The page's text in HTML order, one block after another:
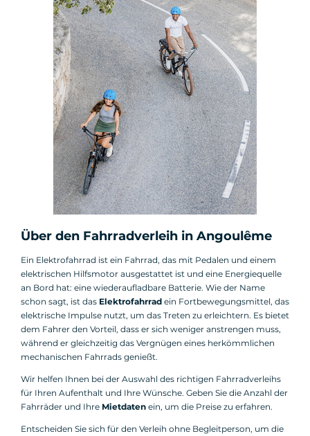
Über den Fahrradverleih in Angoulême
Ein Elektrofahrrad ist ein Fahrrad, das mit Pedalen und einem
elektrischen Hilfsmotor ausgestattet ist und eine Energiequelle
an Bord hat: eine wiederaufladbare Batterie. Wie der Name
schon sagt, ist das Elektrofahrrad ein Fortbewegungsmittel, das
elektrische Impulse nutzt, um das Treten zu erleichtern. Es bietet
dem Fahrer den Vorteil, dass er sich weniger anstrengen muss,
während er gleichzeitig das Vergnügen eines herkömmlichen
mechanischen Fahrrads genießt.
Wir helfen Ihnen bei der Auswahl des richtigen Fahrradverleihs
für Ihren Aufenthalt und Ihre Wünsche. Geben Sie die Anzahl der
Fahrräder und Ihre Mietdaten ein, um die Preise zu erfahren.
Entscheiden Sie sich für den Verleih ohne Begleitperson, um die